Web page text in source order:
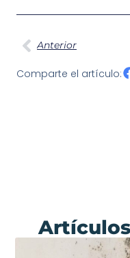
Anterior
Comparte el artículo: